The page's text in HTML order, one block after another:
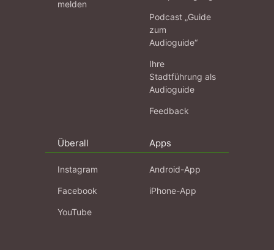
melden
Podcast „Guide
zum
Audioguide“
Ihre
Stadtführung als
Audioguide
Feedback
Überall
Instagram
Facebook
YouTube
Apps
Android-App
iPhone-App